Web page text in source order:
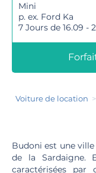
Mini
p. ex. Ford Ka
7 Jours de 16.09 -
Voiture de location
Budoni est une
de la Sardaigne.
caractérisées